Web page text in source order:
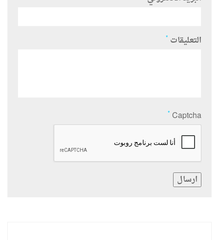
التعليقات *
Captcha
*
ارسال